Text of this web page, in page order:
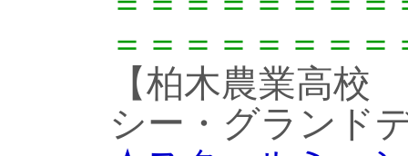
＝＝＝＝＝＝＝＝
【柏木農業高
シー・グランド